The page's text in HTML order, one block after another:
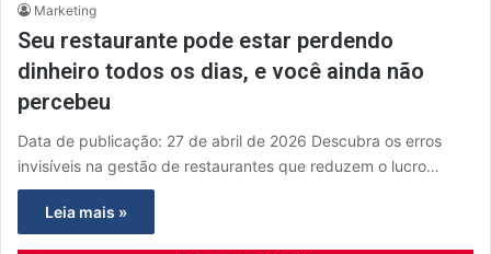
Marketing
Seu restaurante pode estar perdendo
dinheiro todos os dias, e você ainda não
percebeu
Data de publicação: 27 de abril de 2026 Descubra os erros
invisíveis na gestão de restaurantes que reduzem o lucro…
Leia mais »